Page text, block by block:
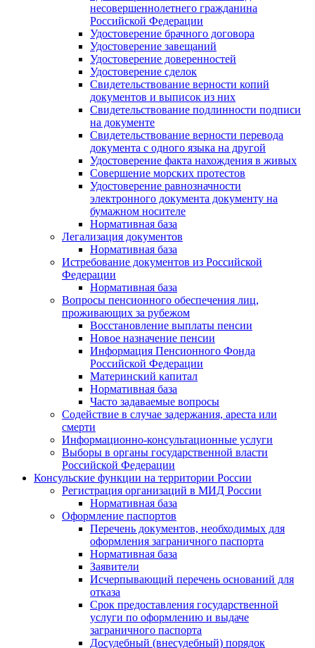
несовершеннолетнего гражданина
Российской Федерации
Удостоверение брачного договора
Удостоверение завещаний
Удостоверение доверенностей
Удостоверение сделок
Свидетельствование верности копий
документов и выписок из них
Свидетельствование подлинности подписи
на документе
Свидетельствование верности перевода
документа с одного языка на другой
Удостоверение факта нахождения в живых
Совершение морских протестов
Удостоверение равнозначности
электронного документа документу на
бумажном носителе
Нормативная база
Легализация документов
Нормативная база
Истребование документов из Российской
Федерации
Нормативная база
Вопросы пенсионного обеспечения лиц,
проживающих за рубежом
Восстановление выплаты пенсии
Новое назначение пенсии
Информация Пенсионного Фонда
Российской Федерации
Материнский капитал
Нормативная база
Часто задаваемые вопросы
Содействие в случае задержания, ареста или
смерти
Информационно-консультационные услуги
Выборы в органы государственной власти
Российской Федерации
Консульские функции на территории России
Регистрация организаций в МИД России
Нормативная база
Оформление паспортов
Перечень документов, необходимых для
оформления заграничного паспорта
Нормативная база
Заявители
Исчерпывающий перечень оснований для
отказа
Срок предоставления государственной
услуги по оформлению и выдаче
заграничного паспорта
Досудебный (внесудебный) порядок